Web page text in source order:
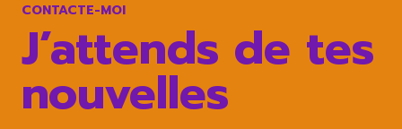
CONTACTE-MOI
J’attends de tes
nouvelles